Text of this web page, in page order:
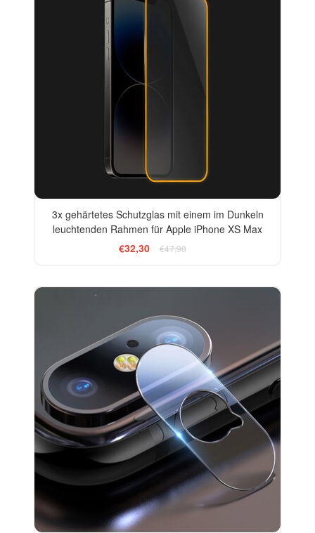
3x gehärtetes Schutzglas mit einem im Dunkeln
leuchtenden Rahmen für Apple iPhone XS Max
€32,30
€47,90